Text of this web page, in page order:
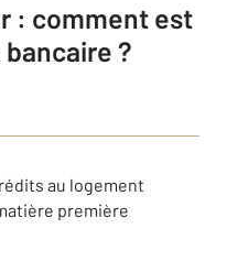
: comment est
?
au logement
première